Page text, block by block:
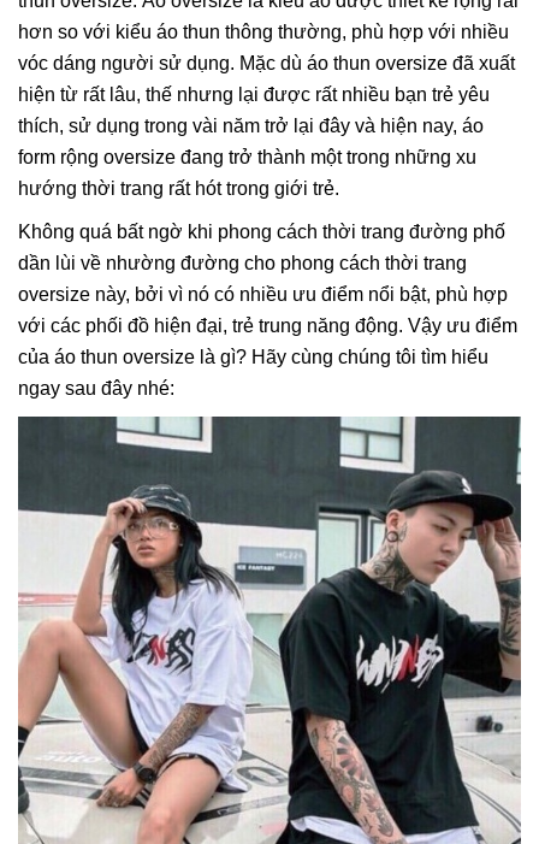
hơn so với kiểu áo thun thông thường, phù hợp với nhiều
vóc dáng người sử dụng. Mặc dù áo thun oversize đã xuất
hiện từ rất lâu, thế nhưng lại được rất nhiều bạn trẻ yêu
thích, sử dụng trong vài năm trở lại đây và hiện nay, áo
form rộng oversize đang trở thành một trong những xu
hướng thời trang rất hót trong giới trẻ.
Không quá bất ngờ khi phong cách thời trang đường phố
dần lùi về nhường đường cho phong cách thời trang
oversize này, bởi vì nó có nhiều ưu điểm nổi bật, phù hợp
với các phối đồ hiện đại, trẻ trung năng động. Vậy ưu điểm
của áo thun oversize là gì? Hãy cùng chúng tôi tìm hiểu
ngay sau đây nhé: